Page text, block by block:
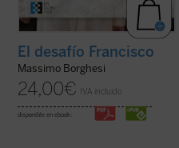
El desafío Francisco
Massimo Borghesi
24,00€ IVA incluido
disponible en ebook: